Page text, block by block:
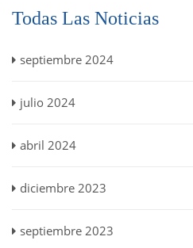
Todas Las Noticias
septiembre 2024
julio 2024
abril 2024
diciembre 2023
septiembre 2023